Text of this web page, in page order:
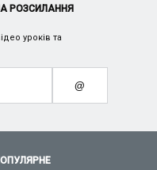
РОЗСИЛАННЯ
уроків та
@